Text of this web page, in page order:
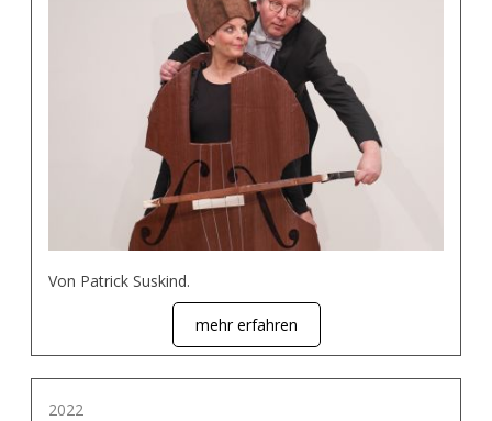
Von Patrick Suskind.
mehr erfahren
2022